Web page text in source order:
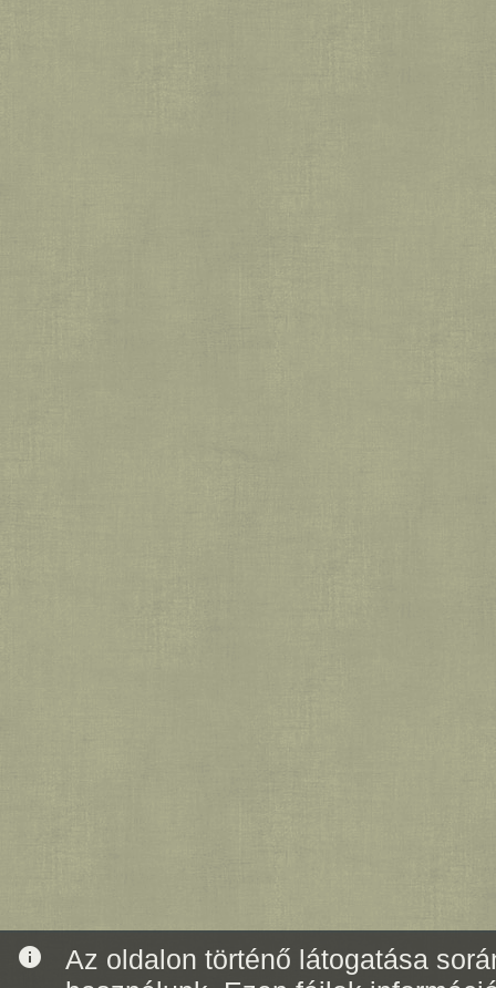
info
Az oldalon történő látogatása